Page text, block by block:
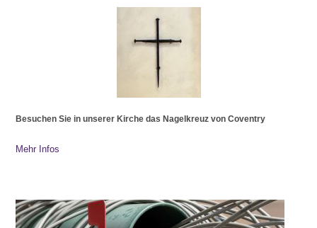
Besuchen Sie in unserer Kirche das Nagelkreuz von Coventry
Mehr Infos